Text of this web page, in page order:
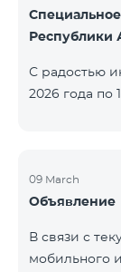
получения
обращаться
Республики
С радостью
2026 года по
подключении
пакет
скидкой 25%
09 March
Объявление
В связи с
мобильного